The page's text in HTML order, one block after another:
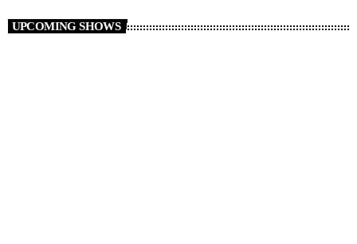
UPCOMING SHOWS